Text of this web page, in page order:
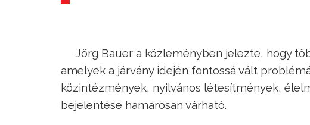
Jörg Bauer a közleményben jelezte, hogy
amelyek a járvány idején fontossá vált
közintézmények, nyilvános létesítmények,
bejelentése hamarosan várható.